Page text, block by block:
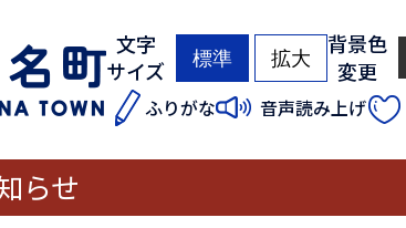
文字
サイズ
標準
（
期
拡大
（
期
背景色
変更
ふりがな 音声読み上げ
らせ